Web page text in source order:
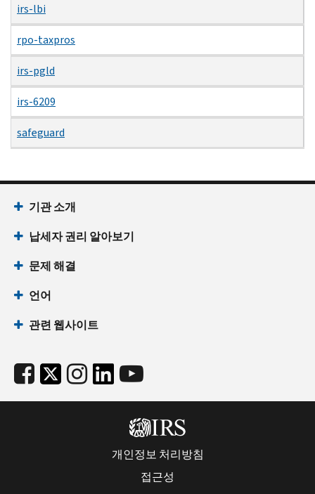
irs-lbi
rpo-taxpros
irs-pgld
irs-6209
safeguard
기관 소개
납세자 권리 알아보기
문제 해결
언어
관련 웹사이트
개인정보 처리방침
접근성